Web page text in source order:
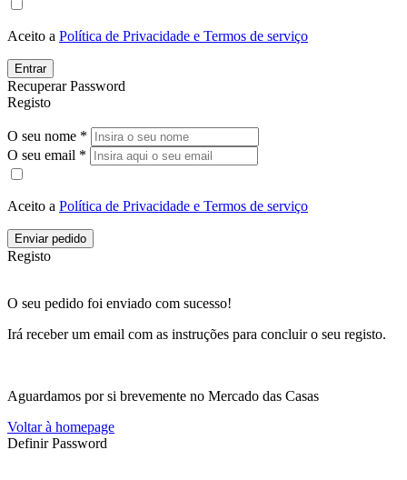
Aceito a Política de Privacidade e Termos de serviço
Entrar
Recuperar Password
Registo
O seu nome *
O seu email *
Aceito a Política de Privacidade e Termos de serviço
Enviar pedido
Registo
O seu pedido foi enviado com sucesso!
Irá receber um email com as instruções para concluir o seu registo.
Aguardamos por si brevemente no Mercado das Casas
Voltar à homepage
Definir Password